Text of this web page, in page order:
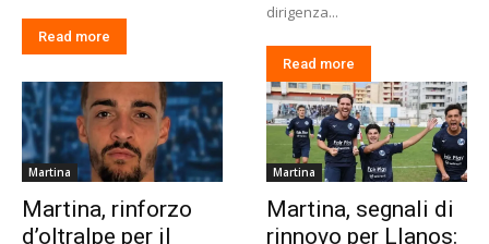
Read more
dirigenza...
Read more
Martina
Martina, rinforzo
d’oltralpe per il
Martina
Martina, segnali di
rinnovo per Llanos: